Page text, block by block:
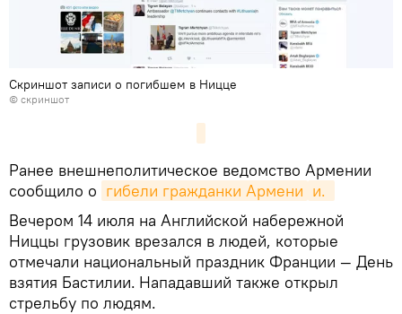
Скриншот записи о погибшем в Ницце
© скриншот
​Ранее внешнеполитическое ведомство Армении
сообщило о гибели гражданки Армени и.
Вечером 14 июля на Английской набережной
Ниццы грузовик врезался в людей, которые
отмечали национальный праздник Франции — День
взятия Бастилии. Нападавший также открыл
стрельбу по людям.